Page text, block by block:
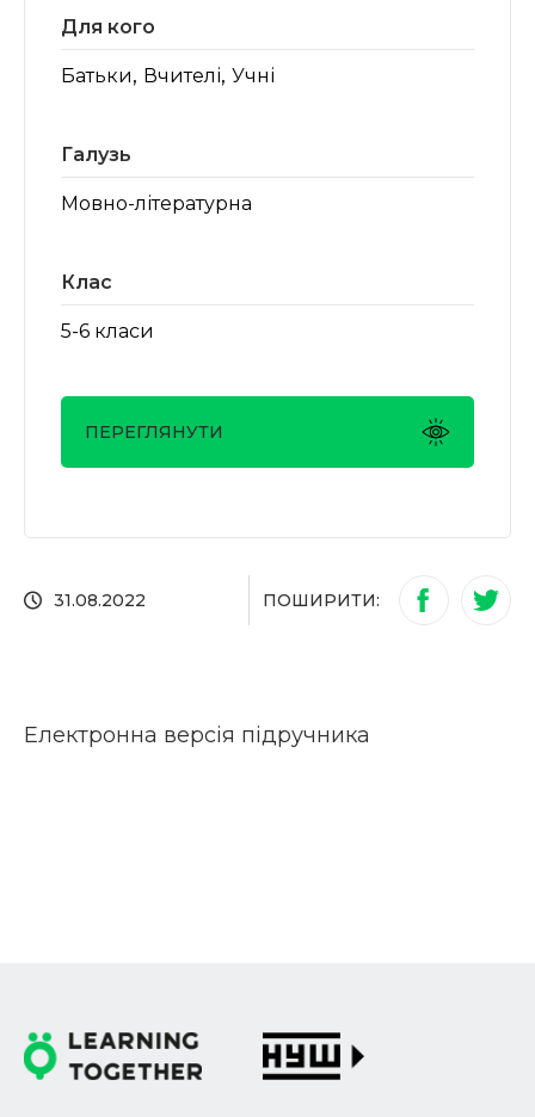
31.08.2022 ПОШИРИТИ:
Електронна версія підручника
Для кого
Батьки, Вчителі, Учні
Галузь
Мовно-літературна
Клас
5-6 класи
ПЕРЕГЛЯНУТИ